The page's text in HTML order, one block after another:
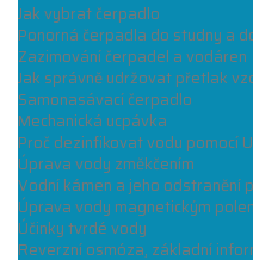
Jak vybrat čerpadlo
Ponorná čerpadla do studny a
Zazimování čerpadel a vodáren
Jak správně udržovat přetlak
Samonasávací čerpadlo
Mechanická ucpávka
Proč dezinfikovat vodu pomocí
Úprava vody změkčením
Vodní kámen a jeho odstranění
Úprava vody magnetickým
Účinky tvrdé vody
Reverzní osmóza, základní